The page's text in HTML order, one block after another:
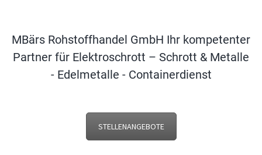
MBärs Rohstoffhandel GmbH Ihr kompetenter
Partner für Elektroschrott – Schrott & Metalle
- Edelmetalle - Containerdienst
STELLENANGEBOTE